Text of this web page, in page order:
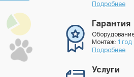
Подробнее
Гарантия
Монтаж: 1 год
Подробнее
Услуги